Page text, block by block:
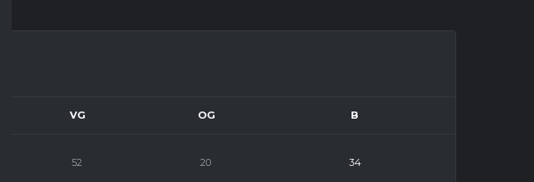
VG OG B
52 20 34